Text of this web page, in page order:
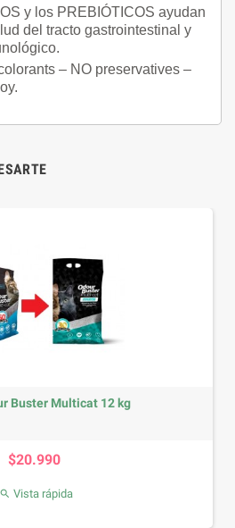
y los PREBIÓTICOS ayudan
del tracto gastrointestinal y
– NO preservatives –
Buster Multicat 12 kg
$20.990
 Vista rápida